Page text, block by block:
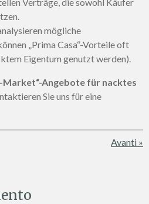
Verträge, die sowohl Käufer
mögliche
„Prima Casa“-Vorteile oft
Eigentum genutzt werden).
Market“-Angebote für nacktes
Sie uns für eine
Avanti »